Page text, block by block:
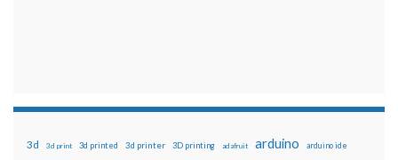
3d 3d print 3d printed 3d printer 3D printing adafruit arduino arduino ide